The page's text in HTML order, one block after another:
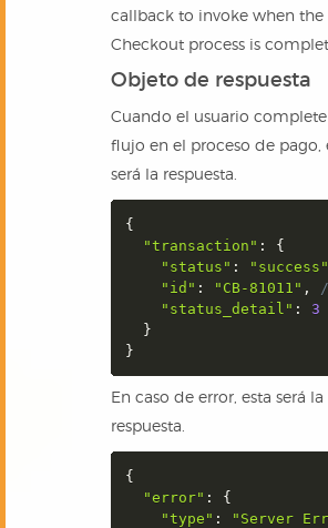
callback to invoke when the
Checkout process is
Objeto de respuesta
Cuando el usuario
flujo en el proceso de pago,
será la respuesta.
{
"transaction" :
{
"status" : "success"
"id" : "CB-81011" ,
"status_detail" : 3
}
}
En caso de error, esta será la
respuesta.
{
"error" :
{
"type" : "Server